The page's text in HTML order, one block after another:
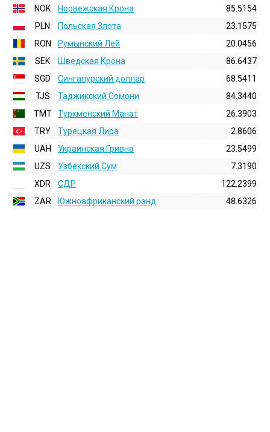
NOK
Норвежская Крона
85.5154
PLN
Польская Злота
23.1575
RON
Румынский Лей
20.0456
SEK
Шведская Крона
86.6437
SGD
Сингапурский доллар
68.5411
TJS
Таджикский Сомони
84.3440
TMT
Туркменский Манат
26.3903
TRY
Турецкая Лира
2.8606
UAH
Украинская Гривна
23.5499
UZS
Узбекский Сум
7.3190
XDR
СДР
122.2399
ZAR
Южноафриканский рэнд 48.6326